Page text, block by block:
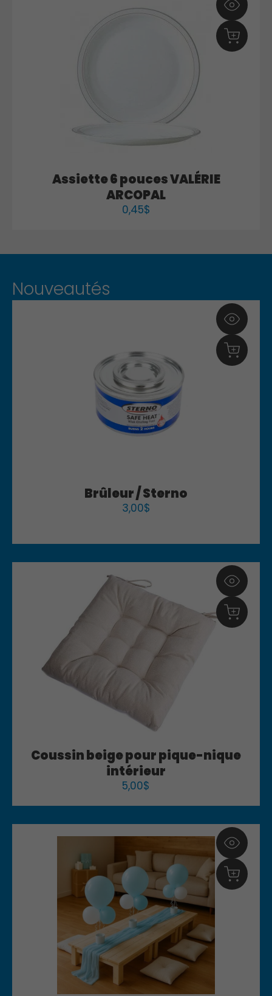
Assiette 6 pouces VALÉRIE
ARCOPAL
0,45$
Nouveautés
Brûleur / Sterno
3,00$
Coussin beige pour pique-nique
intérieur
5,00$